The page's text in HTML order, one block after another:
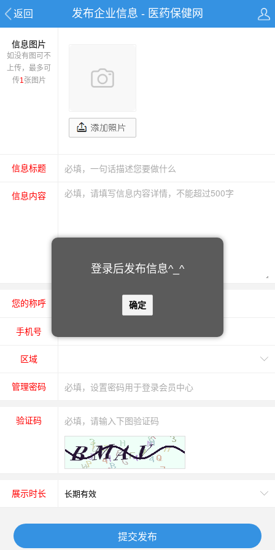
登录后发布信息^_^
确定
返回 发布企业信息 - 医药保健网
信息图片
如没有图可不
上传，最多可
传1张图片
信息标题
信息内容
您的称呼 女士
手机号
区域
管理密码
验证码
展示时长
提交发布